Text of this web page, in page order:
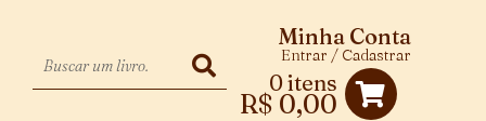
0 itens
R$ 0,00
Minha Conta
Entrar / Cadastrar